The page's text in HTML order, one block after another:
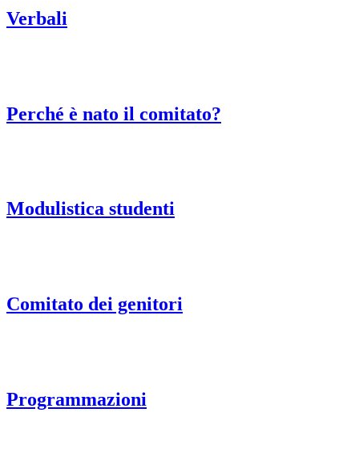
Verbali
Perché è nato il comitato?
Modulistica studenti
Comitato dei genitori
Programmazioni